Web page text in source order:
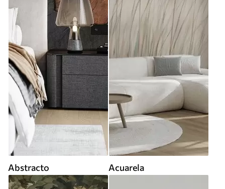
Abstracto Acuarela